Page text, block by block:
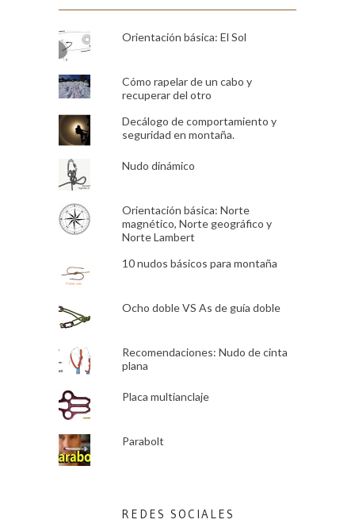
Orientación básica: El Sol
Cómo rapelar de un cabo y
recuperar del otro
Decálogo de comportamiento y
seguridad en montaña.
Nudo dinámico
Orientación básica: Norte
magnético, Norte geográfico y
Norte Lambert
10 nudos básicos para montaña
Ocho doble VS As de guía doble
Recomendaciones: Nudo de cinta
plana
Placa multianclaje
Parabolt
REDES SOCIALES